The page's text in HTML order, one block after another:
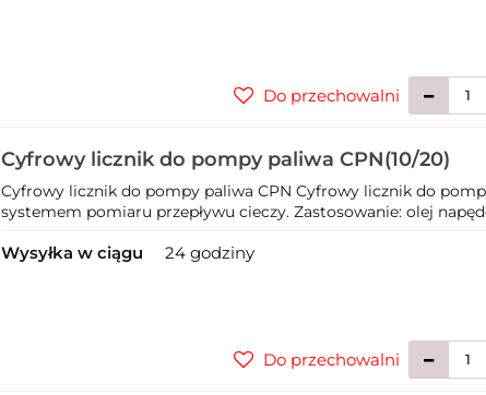
Do przechowalni
Cyfrowy licznik do pompy paliwa CPN(10/20)
Cyfrowy licznik do pompy paliwa CPN Cyfrowy licznik do
systemem pomiaru przepływu cieczy. Zastosowanie: olej
Wysyłka w ciągu 24 godziny
Do przechowalni